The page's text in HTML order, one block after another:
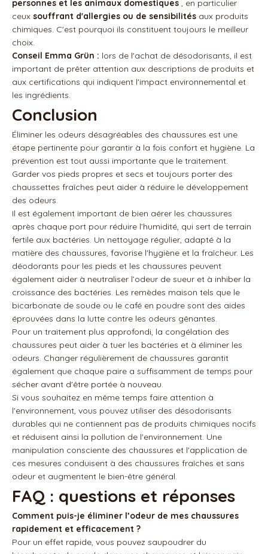
personnes et les animaux domestiques , en particulier
ceux souffrant d'allergies ou de sensibilités aux produits
chimiques. C'est pourquoi ils constituent toujours le meilleur
choix.
Conseil Emma Grün : lors de l'achat de désodorisants, il est
important de prêter attention aux descriptions de produits et
aux certifications qui indiquent l'impact environnemental et
les ingrédients.
Conclusion
Éliminer les odeurs désagréables des chaussures est une
étape pertinente pour garantir à la fois confort et hygiène. La
prévention est tout aussi importante que le traitement.
Garder vos pieds propres et secs et toujours porter des
chaussettes fraîches peut aider à réduire le développement
des odeurs.
Il est également important de bien aérer les chaussures
après chaque port pour réduire l’humidité, qui sert de terrain
fertile aux bactéries. Un nettoyage régulier, adapté à la
matière des chaussures, favorise l'hygiène et la fraîcheur. Les
déodorants pour les pieds et les chaussures peuvent
également aider à neutraliser l’odeur de sueur et à inhiber la
croissance des bactéries. Les remèdes maison tels que le
bicarbonate de soude ou le café en poudre sont des aides
éprouvées dans la lutte contre les odeurs gênantes.
Pour un traitement plus approfondi, la congélation des
chaussures peut aider à tuer les bactéries et à éliminer les
odeurs. Changer régulièrement de chaussures garantit
également que chaque paire a suffisamment de temps pour
sécher avant d'être portée à nouveau.
Si vous souhaitez en même temps faire attention à
l'environnement, vous pouvez utiliser des désodorisants
durables qui ne contiennent pas de produits chimiques nocifs
et réduisent ainsi la pollution de l'environnement. Une
manipulation consciente des chaussures et l'application de
ces mesures conduisent à des chaussures fraîches et sans
odeur et augmentent le bien-être général.
FAQ : questions et réponses
Comment puis-je éliminer l’odeur de mes chaussures
rapidement et efficacement ?
Pour un effet rapide, vous pouvez saupoudrer du